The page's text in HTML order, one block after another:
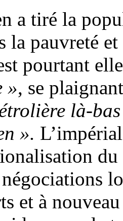
a tiré la
la pauvreté
pourtant
», se
là-
».
et à